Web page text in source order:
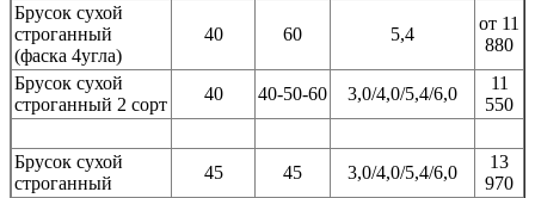
Брусок сухой
строганный
(фаска 4угла)
40 60 5,4
от 11
880
Брусок сухой
строганный 2 сорт
40 40-50-60 3,0/4,0/5,4/6,0
11
550
Брусок сухой
строганный
45 45 3,0/4,0/5,4/6,0
13
970